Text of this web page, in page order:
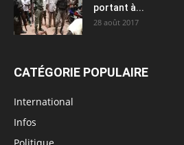
portant à...
28 août 2017
CATÉGORIE POPULAIRE
International
Infos